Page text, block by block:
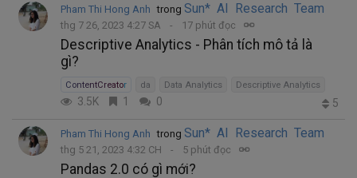
Pham Thi Hong Anh trong Sun* AI Research Team
thg 7 26, 2023 4:27 SA 17 phút đọc
Descriptive Analytics - Phân tích mô tả là
gì?
ContentCreator da Data Analytics Descriptive Analytics
3.5K 1 0 5
Pham Thi Hong Anh trong Sun* AI Research Team
thg 5 21, 2023 4:32 CH 5 phút đọc
Pandas 2.0 có gì mới?